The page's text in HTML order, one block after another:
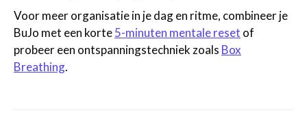
Voor meer organisatie in je dag en ritme, combineer je
BuJo met een korte5-minuten mentale reset of
probeer een ontspanningstechniek zoals Box
Breathing.